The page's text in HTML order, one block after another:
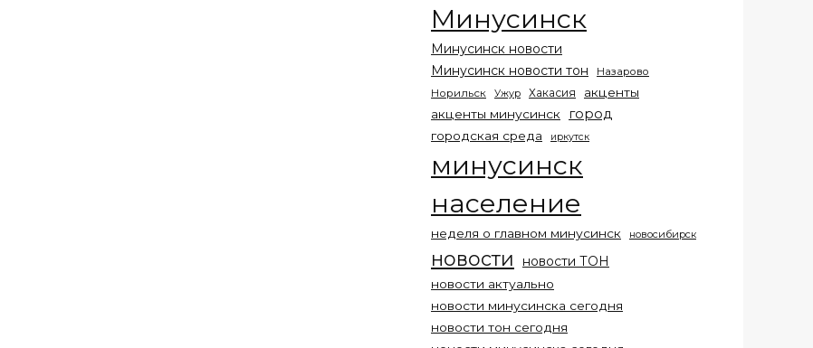
Минусинск
Минусинск новости
Минусинск новости тон
Назарово
Норильск
Ужур Хакасия
акценты
акценты минусинск
город
городская среда иркутск
минусинск
население
неделя о главном минусинск новосибирск
новости новости ТОН
новости актуально
новости минусинска сегодня
новости тон сегодня